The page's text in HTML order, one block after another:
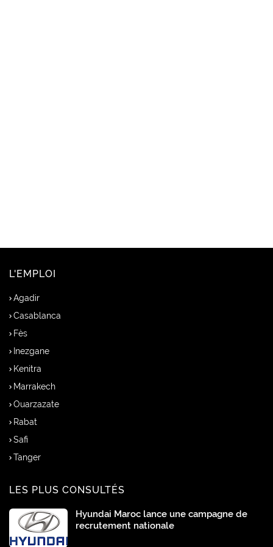
L'EMPLOI
Agadir
Casablanca
Fès
Inezgane
Kenitra
Marrakech
Ouarzazate
Rabat
Safi
Tanger
LES PLUS CONSULTÉS
Hyundai Maroc lance une campagne de
recrutement nationale